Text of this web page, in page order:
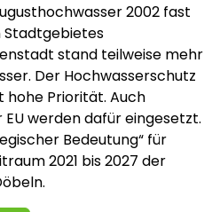
2002 fast
Stadtgebietes
stand teilweise mehr
Der Hochwasserschutz
hohe Priorität. Auch
werden dafür eingesetzt.
Bedeutung“ für
2021 bis 2027 der